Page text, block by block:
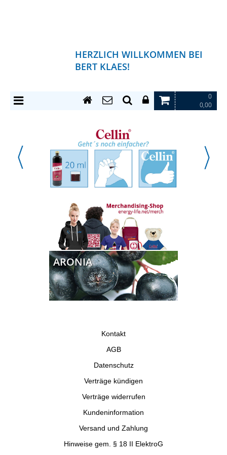
HERZLICH WILLKOMMEN BEI
BERT KLAES!
0
0,00
ARONIA
Kontakt
AGB
Datenschutz
Verträge kündigen
Verträge widerrufen
Kundeninformation
Versand und Zahlung
Hinweise gem. § 18 II ElektroG